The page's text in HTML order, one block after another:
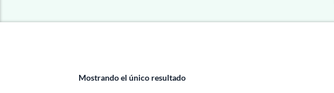
Mostrando el único resultado